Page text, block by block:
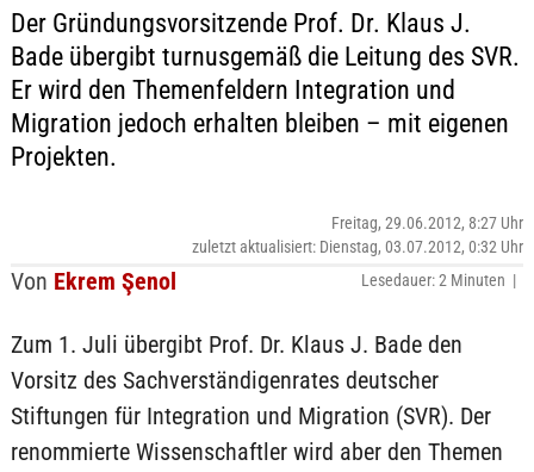
Der Gründungsvorsitzende Prof. Dr. Klaus J.
Bade übergibt turnusgemäß die Leitung des SVR.
Er wird den Themenfeldern Integration und
Migration jedoch erhalten bleiben – mit eigenen
Projekten.
Von Ekrem Şenol
Freitag, 29.06.2012, 8:27 Uhr
zuletzt aktualisiert: Dienstag, 03.07.2012, 0:32 Uhr
Lesedauer: 2 Minuten |
Zum 1. Juli übergibt Prof. Dr. Klaus J. Bade den
Vorsitz des Sachverständigenrates deutscher
Stiftungen für Integration und Migration (SVR). Der
renommierte Wissenschaftler wird aber den Themen